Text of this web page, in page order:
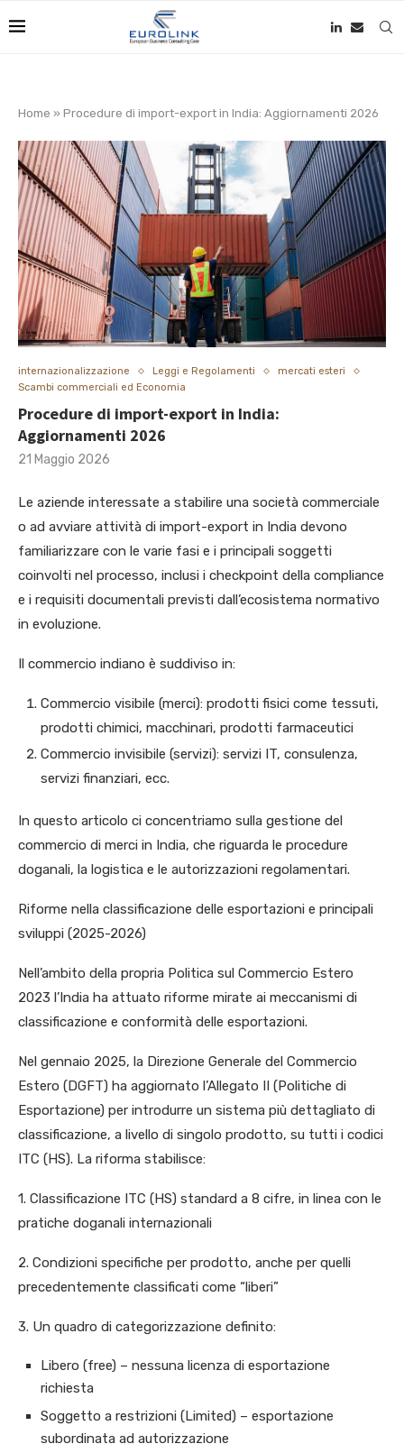
Home » Procedure di import-export in India: Aggiornamenti 2026
internazionalizzazione Leggi e Regolamenti
mercati esteri
Scambi commerciali ed Economia
Procedure di import-export in India:
Aggiornamenti 2026
21 Maggio 2026
Le aziende interessate a stabilire una società commerciale
o ad avviare attività di import-export in India devono
familiarizzare con le varie fasi e i principali soggetti
coinvolti nel processo, inclusi i checkpoint della compliance
e i requisiti documentali previsti dall’ecosistema normativo
in evoluzione.
Il commercio indiano è suddiviso in:
Commercio visibile (merci): prodotti fisici come tessuti,
prodotti chimici, macchinari, prodotti farmaceutici
Commercio invisibile (servizi): servizi IT, consulenza,
servizi finanziari, ecc.
In questo articolo ci concentriamo sulla gestione del
commercio di merci in India, che riguarda le procedure
doganali, la logistica e le autorizzazioni regolamentari.
Riforme nella classificazione delle esportazioni e principali
sviluppi (2025-2026)
Nell’ambito della propria Politica sul Commercio Estero
2023 l’India ha attuato riforme mirate ai meccanismi di
classificazione e conformità delle esportazioni.
Nel gennaio 2025, la Direzione Generale del Commercio
Estero (DGFT) ha aggiornato l’Allegato II (Politiche di
Esportazione) per introdurre un sistema più dettagliato di
classificazione, a livello di singolo prodotto, su tutti i codici
ITC (HS). La riforma stabilisce:
1. Classificazione ITC (HS) standard a 8 cifre, in linea con le
pratiche doganali internazionali
2. Condizioni specifiche per prodotto, anche per quelli
precedentemente classificati come “liberi”
3. Un quadro di categorizzazione definito:
Libero (free) – nessuna licenza di esportazione
richiesta
Soggetto a restrizioni (Limited) – esportazione
subordinata ad autorizzazione